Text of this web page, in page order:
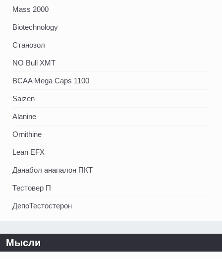
Mass 2000
Biotechnology
Станозол
NO Bull XMT
BCAA Mega Caps 1100
Saizen
Alanine
Ornithine
Lean EFX
Данабол анапалон ПКТ
Тестовер П
ДепоТестостерон
Мысли